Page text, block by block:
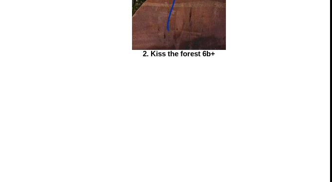
2. Kiss the forest 6b+